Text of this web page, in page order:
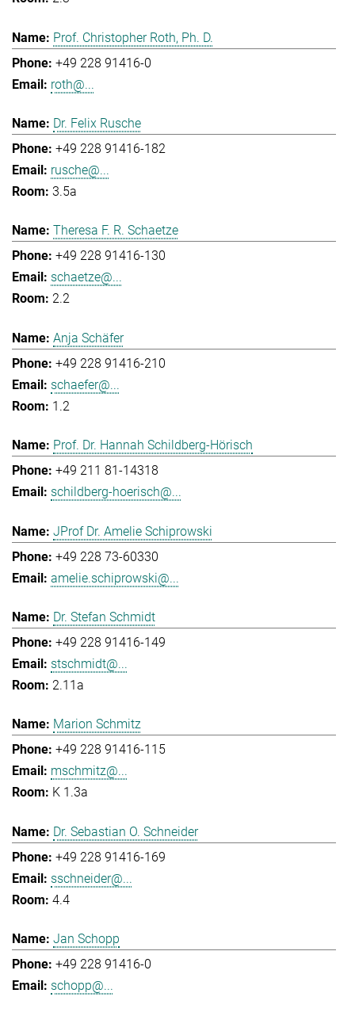
Prof. Christopher Roth, Ph. D.
+49 228 91416-0
roth@...
Dr. Felix Rusche
+49 228 91416-182
rusche@...
3.5a
Theresa F. R. Schaetze
+49 228 91416-130
schaetze@...
2.2
Anja Schäfer
+49 228 91416-210
schaefer@...
1.2
Prof. Dr. Hannah Schildberg-Hörisch
+49 211 81-14318
schildberg-hoerisch@...
JProf Dr. Amelie Schiprowski
+49 228 73-60330
amelie.schiprowski@...
Dr. Stefan Schmidt
+49 228 91416-149
stschmidt@...
2.11a
Marion Schmitz
+49 228 91416-115
mschmitz@...
K 1.3a
Dr. Sebastian O. Schneider
+49 228 91416-169
sschneider@...
4.4
Jan Schopp
+49 228 91416-0
schopp@...